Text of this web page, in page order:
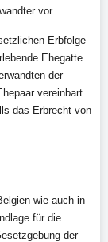
vor.
Erbfolge
Ehegatte.
der
vereinbart
das Erbrecht von
wie auch in
für die
der